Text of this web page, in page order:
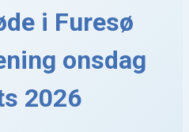
i Furesø
onsdag
2026